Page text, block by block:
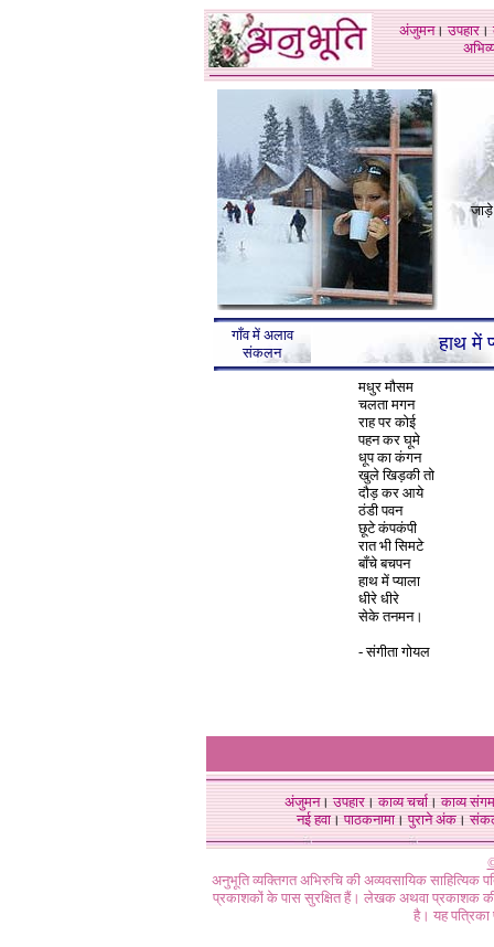
अंजुमन।उपहार।
गाँव में अलाव
संकलन
हाथ में
मधुर मौसम
चलता मगन
राह पर कोई
पहन कर घूमे
धूप का कंगन
खुले खिड़की तो
दौड़ कर आये
ठंडी पवन
छूटे कंपकंपी
रात भी सिमटे
बाँचे बचपन
हाथ में प्याला
धीरे धीरे
सेके तनमन।
- संगीता गोयल
अंजुमन।उपहार।काव्य चर्चा।काव्य संगम
नई हवा। पाठकनामा। पुराने अंक।
अनुभूति व्यक्तिगत अभिरुचि की अव्यवसायिक
प्रकाशकों के पास सुरक्षित हैं। लेखक अथवा प्रकाशक की
है। यह पत्रिका